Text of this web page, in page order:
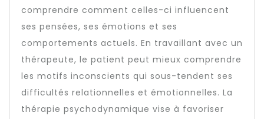
comprendre comment celles-ci influencent
ses pensées, ses émotions et ses
comportements actuels. En travaillant avec un
thérapeute, le patient peut mieux comprendre
les motifs inconscients qui sous-tendent ses
difficultés relationnelles et émotionnelles. La
thérapie psychodynamique vise à favoriser